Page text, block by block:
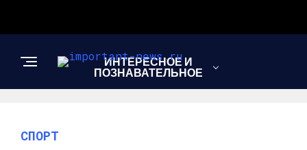
ИНТЕРЕСНОЕ И
ПОЗНАВАТЕЛЬНОЕ
СПОРТ